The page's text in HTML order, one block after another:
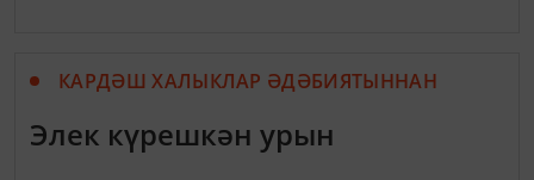
КАРДӘШ ХАЛЫКЛАР ӘДӘБИЯТЫННАН
Элек күрешкән урын